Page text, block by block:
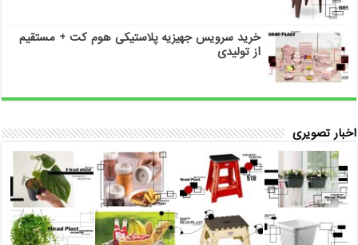
خرید سرویس جهیزیه پلاستیکی هوم کت + مستقیم
از تولیدی
اخبار تصویری